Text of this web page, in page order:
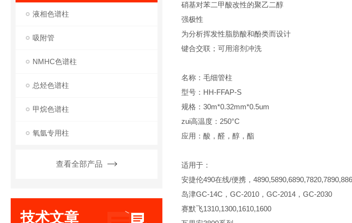
液相色谱柱
吸附管
NMHC色谱柱
总烃色谱柱
甲烷色谱柱
氧氩专用柱
查看全部产品
技术文章
硝基对苯二甲酸改性的聚乙二醇
强极性
为分析挥发性脂肪酸和酚类而设计
键合交联；可用溶剂冲洗
名称：毛细管柱
型号：HH-FFAP-S
规格：30m*0.32mm*0.5um
zui高温度：250°C
应用：酸，醛，醇，酯
适用于：
安捷伦490在线/便携，
岛津GC-14C，GC-2010，GC-2014，GC-2030
赛默飞1310,1300,1610,1600